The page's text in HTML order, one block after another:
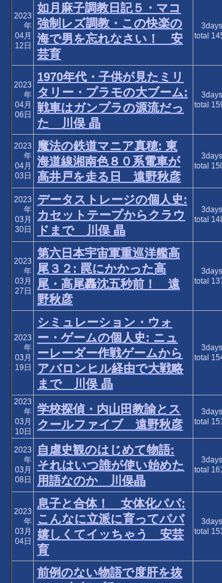
2023
年
04月
12日
如月麻子調教日記５・マコ
強制レズ調教・この快楽の
海で男を忘れなさい！ 安
芸育
total
2023
年
04月
06日
1970年代・子供が見たミリ
タリー・プラモの大ブーム:
戦車はガンプラの源流だっ
た 川俣 晶
total
2023
年
04月
03日
魔法の鉄道マニア真穂: 東
海道線湘南色８０系電車が
高井戸を走る日 遠野秋彦
total
2023
年
03月
30日
データストレージの個人史:
カセットテープからクラウ
ドまで 川俣 晶
total
2023
年
03月
27日
第六日本宇宙軍重巡洋艦高
尾３２: 罠にかかった高
尾・高尾轟沈五秒前！ 遠
野秋彦
total
2023
年
03月
19日
シミュレーション・ウォ
ー・ゲームの個人史: ニュ
ーレーダー作戦ゲームから
アバロンヒル経由で大戦略
まで 川俣 晶
total
2023
年
03月
10日
学校探偵・内山田教諭とス
クールファイブ 遠野秋彦
total
2023
年
03月
08日
自虐史観のはじめて物語:
それはいつ誰が使い始めた
用語なのか 川俣晶
total
2023
年
03月
04日
息子と合体！ 女体化パパ:
こんなに立派に育ってパパ
嬉しくてイッちゃう 安芸
育
total
前例のない物語で度肝を抜